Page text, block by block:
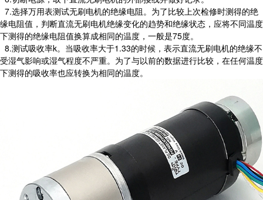
7.选择万用表测试无刷电机的绝缘电阻。为了比较上次检修时测得的绝
缘电阻值，判断直流无刷电机绝缘变化的趋势和绝缘状态，应将不同温度
下测得的绝缘电阻值换算成相同的温度，一般是75度。
8.测试吸收率k。当吸收率大于1.33的时候，表示直流无刷电机的绝缘不
受湿气影响或湿气程度不严重。为了与以前的数据进行比较，在任何温度
下测得的吸收率也应转换为相同的温度。